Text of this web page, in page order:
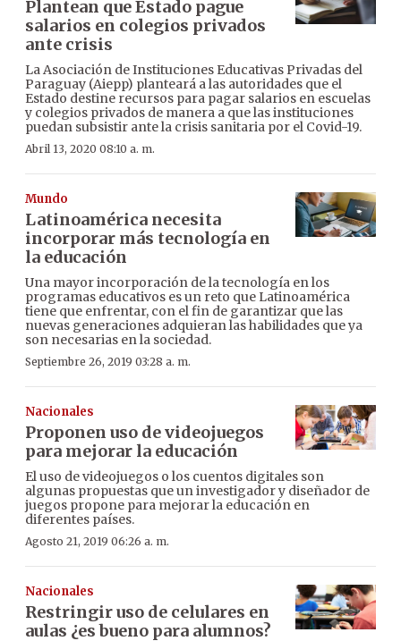
Plantean que Estado pague
salarios en colegios privados
ante crisis
La Asociación de Instituciones Educativas Privadas del
Paraguay (Aiepp) planteará a las autoridades que el
Estado destine recursos para pagar salarios en escuelas
y colegios privados de manera a que las instituciones
puedan subsistir ante la crisis sanitaria por el Covid-19.
Abril 13, 2020 08:10 a. m.
Mundo
Latinoamérica necesita
incorporar más tecnología en
la educación
Una mayor incorporación de la tecnología en los
programas educativos es un reto que Latinoamérica
tiene que enfrentar, con el fin de garantizar que las
nuevas generaciones adquieran las habilidades que ya
son necesarias en la sociedad.
Septiembre 26, 2019 03:28 a. m.
Nacionales
Proponen uso de videojuegos
para mejorar la educación
El uso de videojuegos o los cuentos digitales son
algunas propuestas que un investigador y diseñador de
juegos propone para mejorar la educación en
diferentes países.
Agosto 21, 2019 06:26 a. m.
Nacionales
Restringir uso de celulares en
aulas ¿es bueno para alumnos?